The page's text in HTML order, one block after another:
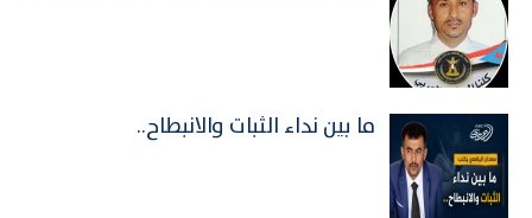
ما بين نداء الثبات والانبطاح..